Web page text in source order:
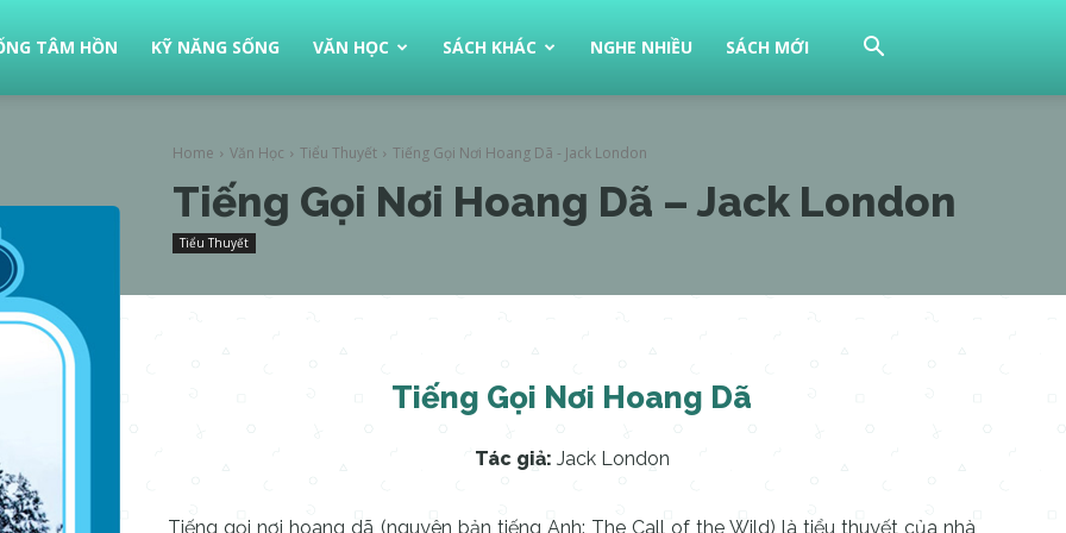
TÂM HỒN KỸ NĂNG SỐNG VĂN HỌC SÁCH KHÁC NGHE NHIỀU SÁCH MỚI
Home Văn Học Tiểu Thuyết Tiếng Gọi Nơi Hoang Dã - Jack London
Tiếng Gọi Nơi Hoang Dã – Jack London
Tiểu Thuyết
Tiếng Gọi Nơi Hoang Dã
Tác giả: Jack London
Tiếng gọi nơi hoang dã (nguyên bản tiếng Anh: The Call of the Wild) là tiểu thuyết của nhà